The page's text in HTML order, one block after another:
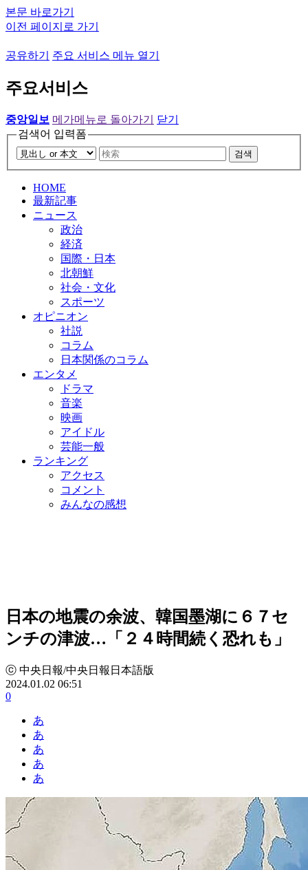
본문 바로가기
이전 페이지로 가기
공유하기 주요 서비스 메뉴 열기
주요서비스
중앙일보 메가메뉴로 돌아가기
닫기
검색어 입력폼
검색
HOME
最新記事
ニュース
政治
経済
国際・日本
北朝鮮
社会・文化
スポーツ
オピニオン
社説
コラム
日本関係のコラム
エンタメ
ドラマ
音楽
映画
アイドル
芸能一般
ランキング
アクセス
コメント
みんなの感想
日本の地震の余波、韓国墨湖に６７セ
ンチの津波…「２４時間続く恐れも」
ⓒ 中央日報/中央日報日本語版
2024.01.02 06:51
0
あ
あ
あ
あ
あ